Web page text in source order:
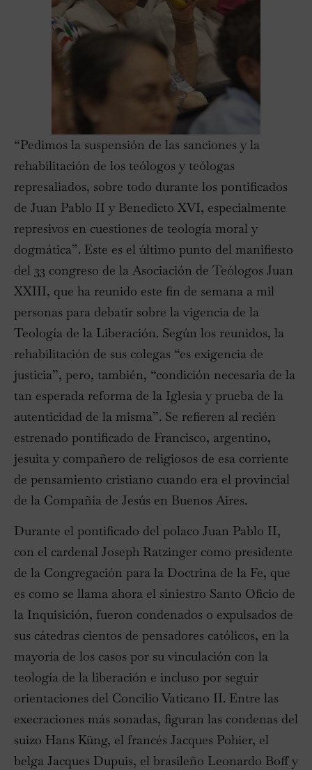
“Pedimos la suspensión de las sanciones y la
rehabilitación de los teólogos y teólogas
represaliados, sobre todo durante los pontificados
de Juan Pablo II y Benedicto XVI, especialmente
represivos en cuestiones de teología moral y
dogmática”. Este es el último punto del manifiesto
del 33 congreso de la Asociación de Teólogos Juan
XXIII, que ha reunido este fin de semana a mil
personas para debatir sobre la vigencia de la
Teología de la Liberación. Según los reunidos, la
rehabilitación de sus colegas “es exigencia de
justicia”, pero, también, “condición necesaria de la
tan esperada reforma de la Iglesia y prueba de la
autenticidad de la misma”. Se refieren al recién
estrenado pontificado de Francisco, argentino,
jesuita y compañero de religiosos de esa corriente
de pensamiento cristiano cuando era el provincial
de la Compañía de Jesús en Buenos Aires.
Durante el pontificado del polaco Juan Pablo II,
con el cardenal Joseph Ratzinger como presidente
de la Congregación para la Doctrina de la Fe, que
es como se llama ahora el siniestro Santo Oficio de
la Inquisición, fueron condenados o expulsados de
sus cátedras cientos de pensadores católicos, en la
mayoría de los casos por su vinculación con la
teología de la liberación e incluso por seguir
orientaciones del Concilio Vaticano II. Entre las
execraciones más sonadas, figuran las condenas del
suizo Hans Küng, el francés Jacques Pohier, el
belga Jacques Dupuis, el brasileño Leonardo Boff y